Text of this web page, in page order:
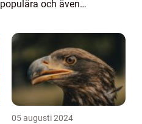
och även
kommer vi a...
05 augusti 2024